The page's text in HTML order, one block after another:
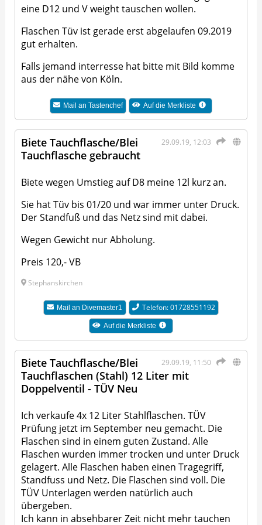
eine D12 und V weight tauschen wollen.
Flaschen Tüv ist gerade erst abgelaufen 09.2019
gut erhalten.
Falls jemand interresse hat bitte mit Bild komme
aus der nähe von Köln.
Mail an Tastenchef Auf die Merkliste
29.09.19, 12:03
Biete Tauchflasche/Blei
Tauchflasche gebraucht
Biete wegen Umstieg auf D8 meine 12l kurz an.
Sie hat Tüv bis 01/20 und war immer unter Druck.
Der Standfuß und das Netz sind mit dabei.
Wegen Gewicht nur Abholung.
Preis 120,- VB
Stephanskirchen
Mail an Divemaster1 Telefon: 01728551192
Auf die Merkliste
29.09.19, 11:50
Biete Tauchflasche/Blei
Tauchflaschen (Stahl) 12 Liter mit
Doppelventil - TÜV Neu
Ich verkaufe 4x 12 Liter Stahlflaschen. TÜV
Prüfung jetzt im September neu gemacht. Die
Flaschen sind in einem guten Zustand. Alle
Flaschen wurden immer trocken und unter Druck
gelagert. Alle Flaschen haben einen Tragegriff,
Standfuss und Netz. Die Flaschen sind voll. Die
TÜV Unterlagen werden natürlich auch
übergeben.
Ich kann in absehbarer Zeit nicht mehr tauchen